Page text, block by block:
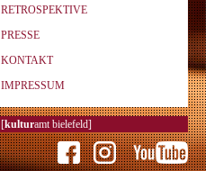
RETROSPEKTIVE
PRESSE
KONTAKT
IMPRESSUM
[kulturamt bielefeld]